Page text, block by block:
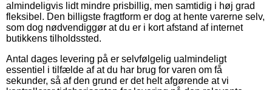
almindeligvis lidt mindre prisbillig, men samtidig i høj grad
fleksibel. Den billigste fragtform er dog at hente varerne selv,
som dog nødvendiggør at du er i kort afstand af internet
butikkens tilholdssted.
Antal dages levering på er selvfølgelig ualmindeligt
essentiel i tilfælde af at du har brug for varen om få
sekunder, så af den grund er det helt afgørende at vi